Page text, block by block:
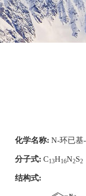
化学名称: N-环已基
分子式: C13H16N2S2
结构式: